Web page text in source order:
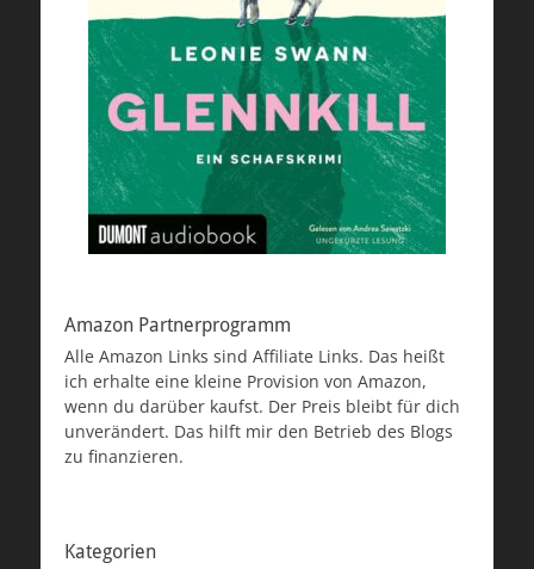
Amazon Partnerprogramm
Alle Amazon Links sind Affiliate Links. Das heißt
ich erhalte eine kleine Provision von Amazon,
wenn du darüber kaufst. Der Preis bleibt für dich
unverändert. Das hilft mir den Betrieb des Blogs
zu finanzieren.
Kategorien